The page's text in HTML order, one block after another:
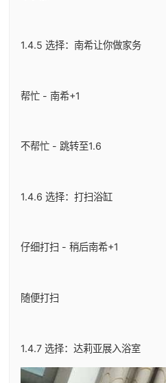
1.4.5 选择：南希让你做家务
帮忙 - 南希+1
不帮忙 - 跳转至1.6
1.4.6 选择：打扫浴缸
仔细打扫 - 稍后南希+1
随便打扫
1.4.7 选择：达莉亚展入浴室